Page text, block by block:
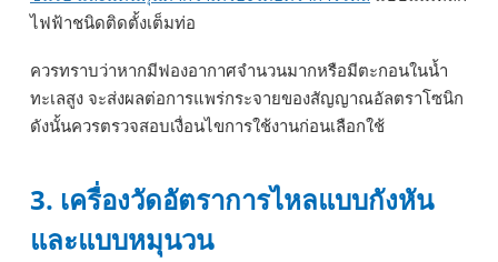
ไฟฟ้าชนิดติดตั้งเต็มท่อ
ควรทราบว่าหากมีฟองอากาศจำนวนมากหรือมีตะกอนในน้ำ
ทะเลสูง จะส่งผลต่อการแพร่กระจายของสัญญาณอัลตราโซนิก
ดังนั้นควรตรวจสอบเงื่อนไขการใช้งานก่อนเลือกใช้
3. เครื่องวัดอัตราการไหลแบบกังหัน
และแบบหมุนวน